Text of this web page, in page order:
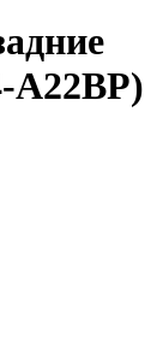
A22BP)